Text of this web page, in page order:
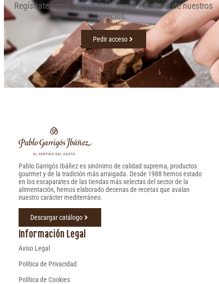
Regístrate como cliente profesional y disfruta de nuestros
precios.
Pedir acceso
Pablo Garrigós Ibáñez es sinónimo de calidad suprema, productos
gourmet y de la tradición más arraigada. Desde 1988 hemos estado
en los escaparates de las tiendas más selectas del sector de la
alimentación, hemos elaborado decenas de recetas que avalan
nuestro carácter mediterráneo.
Descargar catálogo
Información Legal
Aviso Legal
Política de Privacidad
Política de Cookies